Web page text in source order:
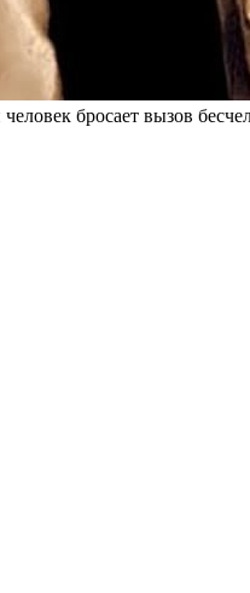
бросает вызов